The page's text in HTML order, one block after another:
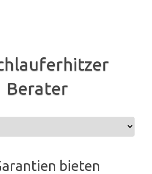
Berater
bieten